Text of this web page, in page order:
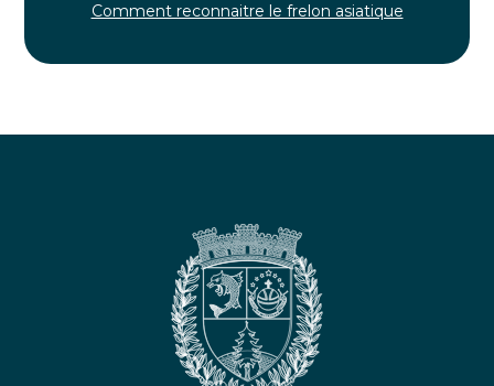
Comment reconnaitre le frelon asiatique